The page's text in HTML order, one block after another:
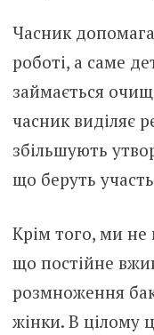
Часник
роботі, а саме
займається
часник виділяє
збільшують
що беруть
Крім того, ми
що постійне
розмноження
жінки. В цілому